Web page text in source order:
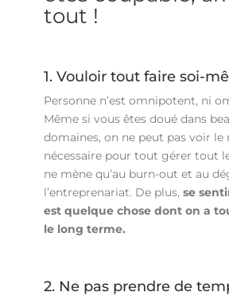
tout !
1. Vouloir tout faire soi-
Personne n’est omnipotent, ni
Même si vous êtes doué dans
domaines, on ne peut pas voir le
nécessaire pour tout gérer tout
ne mène qu’au burn-out et au
l’entreprenariat. De plus, se
est quelque chose dont on a
le long terme.
2. Ne pas prendre de